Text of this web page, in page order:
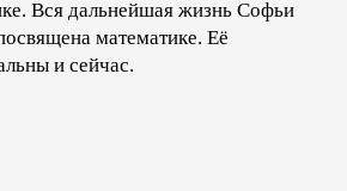
Вся дальнейшая жизнь Софьи
математике. Её
и сейчас.